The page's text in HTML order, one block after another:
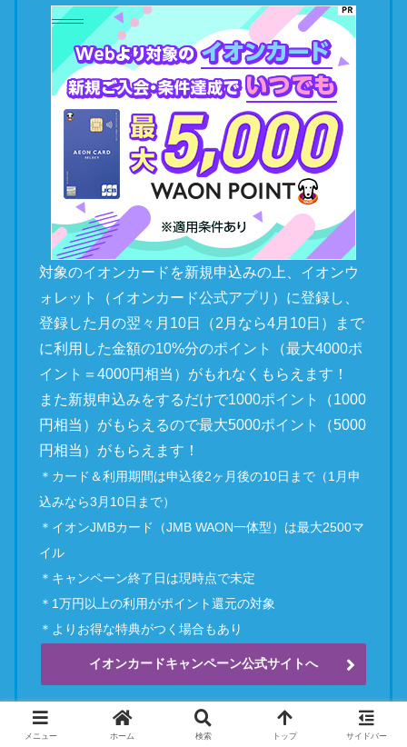
対象のイオンカードを新規申込みの上、イオンウ
ォレット（イオンカード公式アプリ）に登録し、
登録した月の翌々月10日（2月なら4月10日）まで
に利用した金額の10%分のポイント（最大4000ポ
イント＝4000円相当）がもれなくもらえます！
また新規申込みをするだけで1000ポイント（1000
円相当）がもらえるので最大5000ポイント（5000
円相当）がもらえます！
＊カード＆利用期間は申込後2ヶ月後の10日まで（1月申
込みなら3月10日まで）
＊イオンJMBカード（JMB WAON一体型）は最大2500マ
イル
＊キャンペーン終了日は現時点で未定
＊1万円以上の利用がポイント還元の対象
＊よりお得な特典がつく場合もあり
イオンカードキャンペーン公式サイトへ
メニュー ホーム 検索 トップ サイドバー